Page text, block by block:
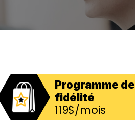
Programme de
fidélité
119$/mois